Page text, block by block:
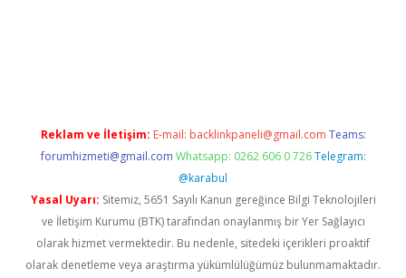
Reklam ve İletişim: E-mail: backlinkpaneli@gmail.com Teams:
forumhizmeti@gmail.com Whatsapp: 0262 606 0 726 Telegram:
@karabul
Yasal Uyarı: Sitemiz, 5651 Sayılı Kanun gereğince Bilgi Teknolojileri
ve İletişim Kurumu (BTK) tarafından onaylanmış bir Yer Sağlayıcı
olarak hizmet vermektedir. Bu nedenle, sitedeki içerikleri proaktif
olarak denetleme veya araştırma yükümlülüğümüz bulunmamaktadır.